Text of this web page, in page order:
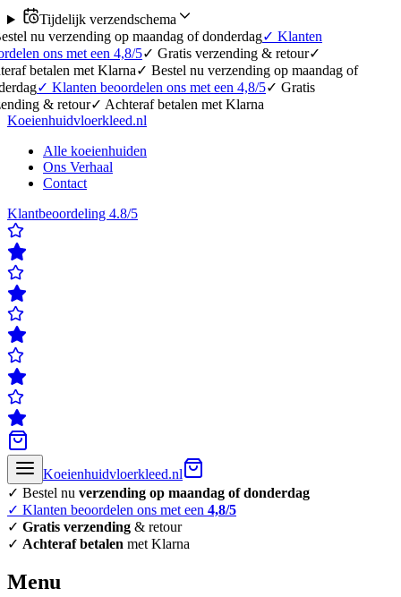
Tijdelijk verzendschema
op maandag of donderdag✓Klanten
een 4,8/5✓Gratis verzending & retour✓
met Klarna ✓Bestel nu verzending op maandag of
beoordelen ons met een 4,8/5✓Gratis
✓ Achteraf betalen met Klarna
Koeienhuidvloerkleed.nl
Alle koeienhuiden
Ons Verhaal
Contact
Klantbeoordeling 4.8/5
Koeienhuidvloerkleed.nl
✓ Bestel nu verzending op maandag of donderdag
✓ Klanten beoordelen ons met een 4,8/5
✓ Gratis verzending & retour
✓ Achteraf betalen met Klarna
Menu